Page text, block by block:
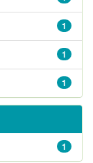
1
1
1
1